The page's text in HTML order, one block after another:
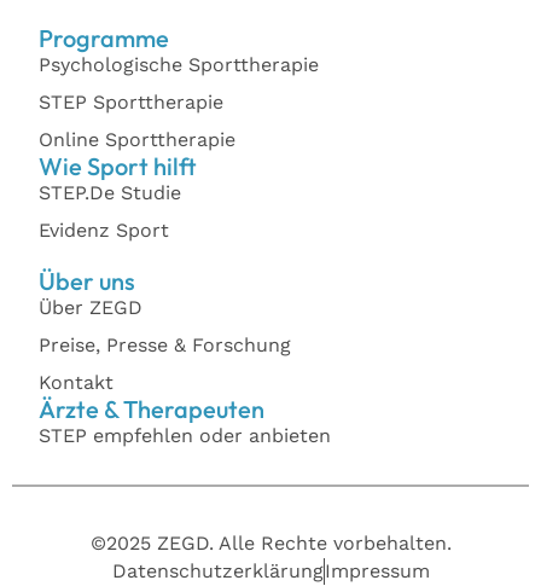
Programme
Psychologische Sporttherapie
STEP Sporttherapie
Online Sporttherapie
Wie Sport hilft
STEP.De Studie
Evidenz Sport
Über uns
Über ZEGD
Preise, Presse & Forschung
Kontakt
Ärzte & Therapeuten
STEP empfehlen oder anbieten
©2025 ZEGD. Alle Rechte vorbehalten.
DatenschutzerklärungImpressum